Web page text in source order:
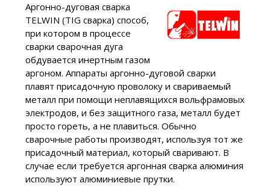
Аргонно-дуговая сварка
TELWIN (TIG сварка) способ,
при котором в процессе
сварки сварочная дуга
обдувается инертным газом
аргоном. Аппараты аргонно-дуговой сварки
плавят присадочную проволоку и свариваемый
металл при помощи неплавящихся вольфрамовых
электродов, и без защитного газа, металл будет
просто гореть, а не плавиться. Обычно
сварочные работы производят, используя тот же
присадочный материал, который сваривают. В
случае если требуется аргонная сварка алюминия
используют алюминиевые прутки.